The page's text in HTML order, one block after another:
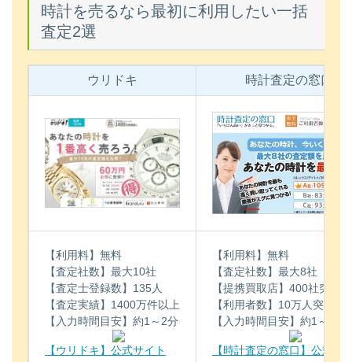
時計を売るなら最初に利用したい一括
査定2選
ウリドキ 時計査定の窓口
【利用料】無料
【査定社数】最大10社
【査定士登録数】135人
【査定実績】1400万件以上
【入力時間目安】約1～2分
【ウリドキ】公式サイト
【利用料】無料
【査定社数】最大8社
【提携買取店】400社突破
【利用者数】10万人突破
【入力時間目安】約1～2分
【時計査定の窓口】公式サ